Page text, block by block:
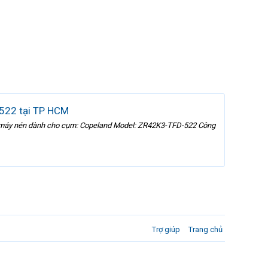
tại TP HCM
nén dành cho cụm: Copeland Model: ZR42K3-TFD-522 Công
Trợ giúp Trang chủ